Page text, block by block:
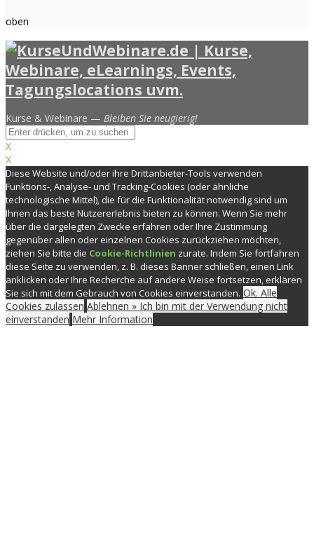
oben
Kurse & Webinare — Bleiben Sie neugierig!
X
X
Diese Website und/oder ihre Drittanbieter-Tools verwenden
Funktions-, Analyse- und Tracking-Cookies (oder ähnliche
technologische Mittel), die für die Funktionalität notwendig sind um
Ihnen das beste Nutzererlebnis bieten zu können. Wenn Sie mehr
über die dargelegten Zwecke erfahren oder Ihre Zustimmung
gegenüber allen oder einzelnen Cookies zurückziehen möchten,
ziehen Sie bitte die Cookie-Richtlinien zurate. Indem Sie fortfahren
diese Seite zu verwenden, z. B. dieses Banner schließen, einen Link
anklicken oder Ihre Recherche auf andere Weise fortsetzen, erklären
Sie sich mit dem Gebrauch von Cookies einverstanden. Ok. Alle
Cookies zulassen Ablehnen » Ich bin mit der Verwendung nicht
einverstanden Mehr Information